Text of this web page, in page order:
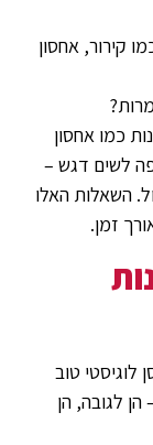
קירור, אחסון
כמו אחסון
לשים דגש –
השאלות האלו
זמן.
טוב
לגובה, הן